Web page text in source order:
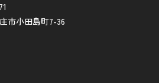
市小田島町7-36